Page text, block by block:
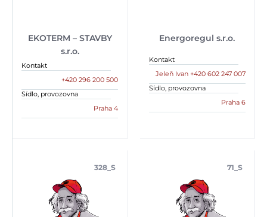
EKOTERM – STAVBY
s.r.o.
Kontakt
+420 296 200 500
Sídlo, provozovna
Praha 4
Energoregul s.r.o.
Kontakt
Jeleň Ivan +420 602 247 007
Sídlo, provozovna
Praha 6
328_S 71_S